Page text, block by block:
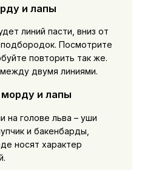
и лапы
линий пасти, вниз от
Посмотрите
повторить так же.
двумя линиями.
и лапы
на голове льва – уши
и бакенбарды,
носят характер